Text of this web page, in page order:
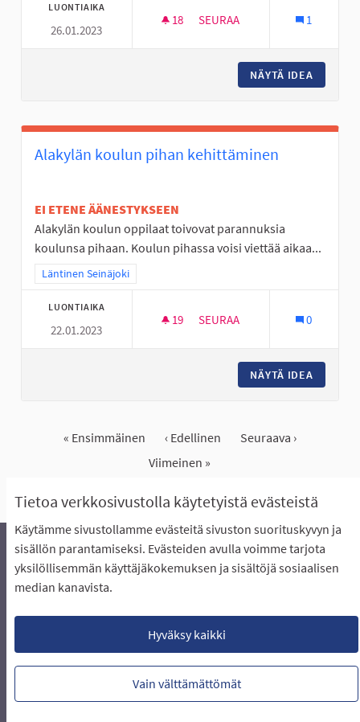
Tietoa verkkosivustolla käytetyistä evästeistä
Käytämme sivustollamme evästeitä sivuston suorituskyvyn ja
sisällön parantamiseksi. Evästeiden avulla voimme tarjota
yksilöllisemmän käyttäjäkokemuksen ja sisältöjä sosiaalisen
median kanavista.
Hyväksy kaikki
Vain välttämättömät
LUONTIAIKA
26.01.2023
18 18 SEURAAJAA
SEURAA 1
NÄYTÄ IDEA
Alakylän koulun pihan kehittäminen
EI ETENE ÄÄNESTYKSEEN
Alakylän koulun oppilaat toivovat parannuksia
koulunsa pihaan. Koulun pihassa voisi viettää aikaa...
Rajaa tulokset teeman mukaan: Läntinen Seinäjoki
Läntinen Seinäjoki
LUONTIAIKA
22.01.2023
19 19 SEURAAJAA
SEURAA 0
NÄYTÄ IDEA
« Ensimmäinen ‹ Edellinen
Seuraava ›
Viimeinen »
Näytä kaikki peruutetut ideat
Äänestyksen pikaohjeet
Usein kysytyt kysymykset
Näin äänestät Asukasbudjetissa
Lataa avoimet datatiedostot
Evästeasetukset
Verkkosivusto luotuvapaan ohjelmiston